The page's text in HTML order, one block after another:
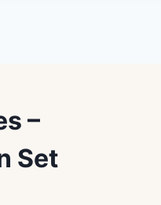
–
Set